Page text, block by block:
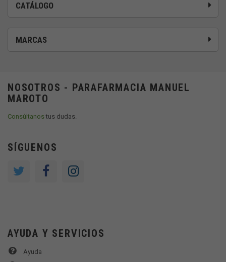
CATÁLOGO
MARCAS
NOSOTROS - PARAFARMACIA MANUEL
MAROTO
Consúltanostus dudas.
SÍGUENOS
AYUDA Y SERVICIOS
Ayuda